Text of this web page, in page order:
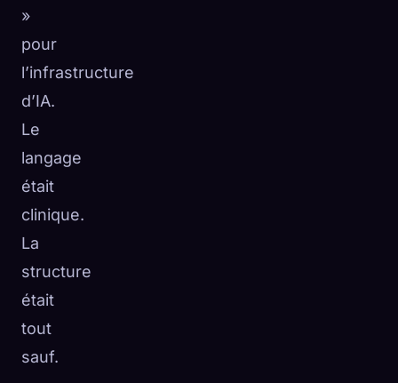
»
pour
l’infrastructure
d’IA.
Le
langage
était
clinique.
La
structure
était
tout
sauf.